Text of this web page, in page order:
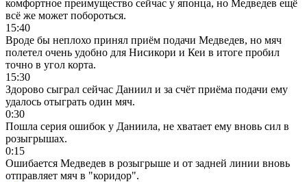
комфортное преимущество сейчас у японца, но Медведев ещё
всё же может побороться.
15:40
Вроде бы неплохо принял приём подачи Медведев, но мяч
полетел очень удобно для Нисикори и Кеи в итоге пробил
точно в угол корта.
15:30
Здорово сыграл сейчас Даниил и за счёт приёма подачи ему
удалось отыграть один мяч.
0:30
Пошла серия ошибок у Даниила, не хватает ему вновь сил в
розыгрышах.
0:15
Ошибается Медведев в розыгрыше и от задней линии вновь
отправляет мяч в "коридор".